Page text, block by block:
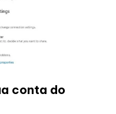
conta do